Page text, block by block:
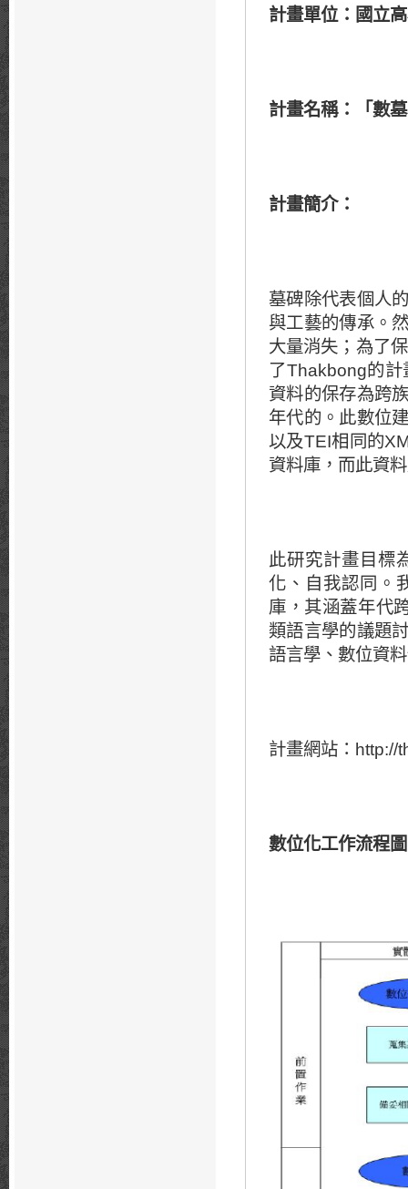
計畫單位：國立
計畫名稱：「數
計畫簡介：
墓碑除代表個人
與工藝的傳承。
大量消失；為了
了Thakbong的計
資料的保存為跨
年代的。此數位
以及TEI相同的
資料庫，而此資
此研究計畫目標
化、自我認同。
庫，其涵蓋年代
類語言學的議題
語言學、數位資
計畫網站： http://
數位化工作流程圖